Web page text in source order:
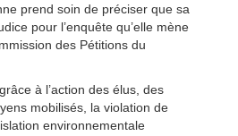
prend soin de préciser que sa
pour l’enquête qu’elle mène
des Pétitions du
à l’action des élus, des
mobilisés, la violation de
environnementale